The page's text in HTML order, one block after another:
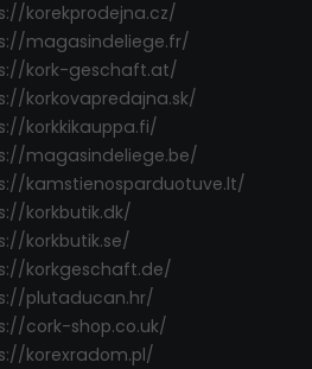
korekprodejna.cz/
magasindeliege.fr/
kork-geschaft.at/
korkovapredajna.sk/
korkkikauppa.fi/
magasindeliege.be/
kamstienosparduotuve.lt/
korkbutik.dk/
korkbutik.se/
korkgeschaft.de/
plutaducan.hr/
cork-shop.co.uk/
korexradom.pl/